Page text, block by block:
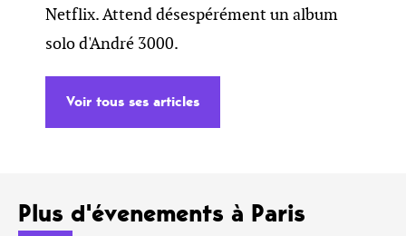
Netflix. Attend désespérément un album
solo d'André 3000.
Voir tous ses articles
Plus d'évenements à Paris